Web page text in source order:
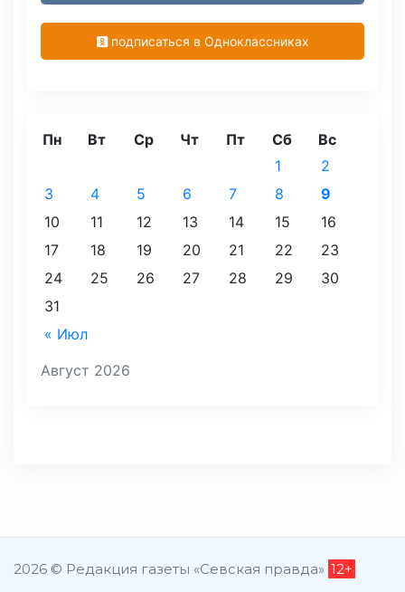
подписаться в Одноклассниках
Август 2026
Пн Вт Ср Чт Пт Сб Вс
« Июл
1
2
3
4 5 6 7 8
9
10
11 12 13 14 15
16
17
18 19 20 21 22
23
24
25 26 27 28 29
30
31
2026 © Редакция газеты «Севская правда» 12+